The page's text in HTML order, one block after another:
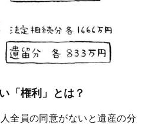
「権利」とは？
全員の同意がないと遺産の分